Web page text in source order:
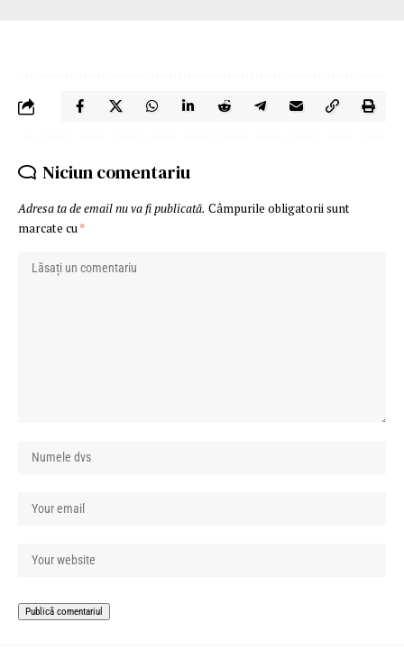
Niciun comentariu
Adresa ta de email nu va fi publicată. Câmpurile obligatorii sunt
marcate cu*